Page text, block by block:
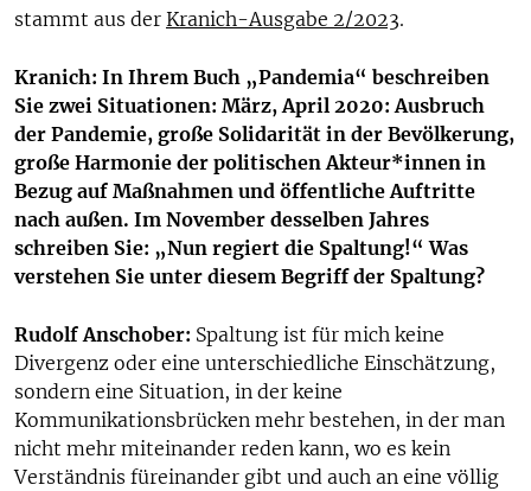
stammt aus der Kranich-Ausgabe 2/2023.
Kranich: In Ihrem Buch „Pandemia“ beschreiben
Sie zwei Situationen: März, April 2020: Ausbruch
der Pandemie, große Solidarität in der Bevölkerung,
große Harmonie der politischen Akteur*innen in
Bezug auf Maßnahmen und öffentliche Auftritte
nach außen. Im November desselben Jahres
schreiben Sie: „Nun regiert die Spaltung!“ Was
verstehen Sie unter diesem Begriff der Spaltung?
Rudolf Anschober: Spaltung ist für mich keine
Divergenz oder eine unterschiedliche Einschätzung,
sondern eine Situation, in der keine
Kommunikationsbrücken mehr bestehen, in der man
nicht mehr miteinander reden kann, wo es kein
Verständnis füreinander gibt und auch an eine völlig